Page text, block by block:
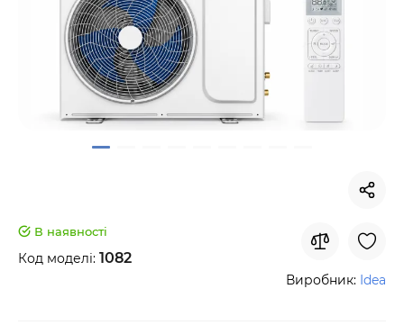
В наявності
Код моделі: 1082
Виробник: Idea